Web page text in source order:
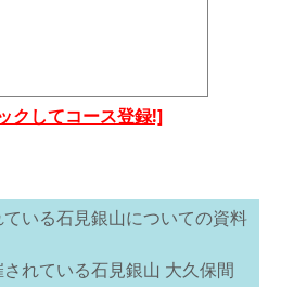
クしてコース登録!]
いる石見銀山についての資料
れている石見銀山 大久保間